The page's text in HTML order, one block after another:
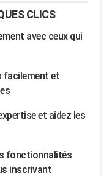
CLICS
avec ceux qui
facilement et
et aidez les
fonctionnalités
inscrivant